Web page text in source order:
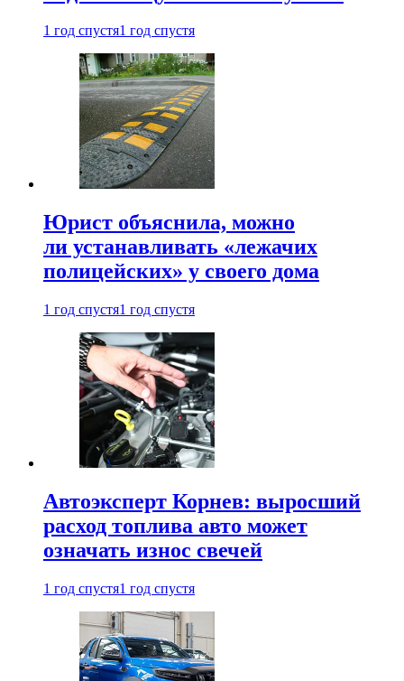
1 год спустя1 год спустя
Юрист объяснила, можно
ли устанавливать «лежачих
полицейских» у своего дома
1 год спустя1 год спустя
Автоэксперт Корнев: выросший
расход топлива авто может
означать износ свечей
1 год спустя1 год спустя